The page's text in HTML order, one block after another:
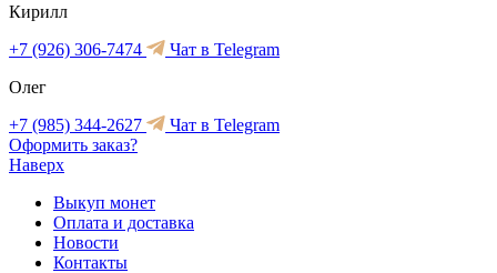
Кирилл
+7 (926) 306-7474
Чат в Telegram
Олег
+7 (985) 344-2627
Чат в Telegram
Оформить заказ?
Наверх
Выкуп монет
Оплата и доставка
Новости
Контакты